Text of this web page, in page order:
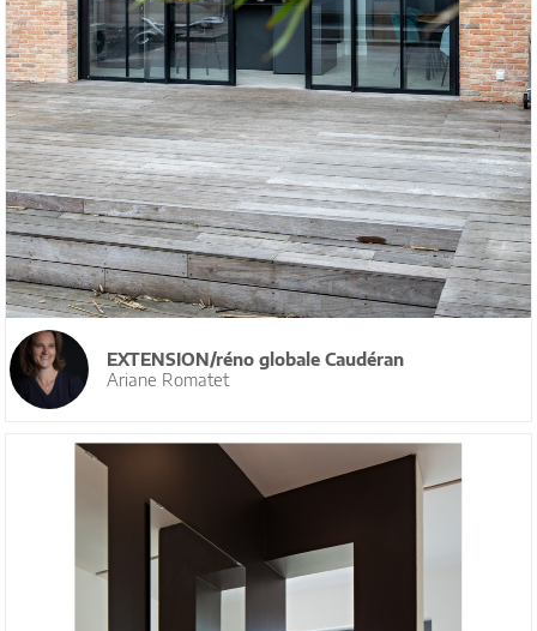
EXTENSION/réno globale Caudéran
Ariane Romatet